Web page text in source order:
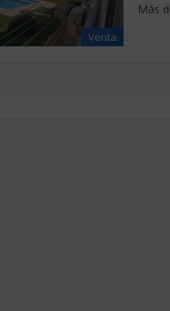
Venta
Más